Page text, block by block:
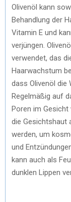
Olivenöl kann
Behandlung der
Vitamin E und
verjüngen.
verwendet, das
Haarwachstum
dass Olivenöl die
Regelmäßig auf
Poren im Gesicht
die Gesichtshaut
werden, um
und
kann auch als
dunklen Lippen